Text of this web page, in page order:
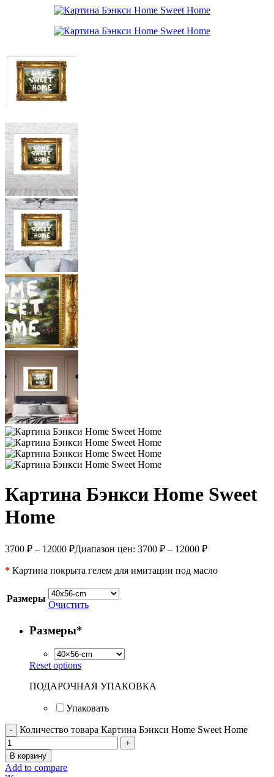
Картина Бэнкси Home Sweet
Home
3700 ₽ – 12000 ₽Диапазон цен: 3700 ₽ – 12000 ₽
* Картина покрыта гелем для имитации под масло
Размеры
Очистить
Размеры*
Reset options
ПОДАРОЧНАЯ УПАКОВКА
Упаковать
Количество товара Картина Бэнкси Home Sweet Home
В корзину
Add to compare